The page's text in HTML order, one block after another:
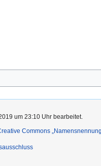
um 23:10 Uhr bearbeitet.
Commons